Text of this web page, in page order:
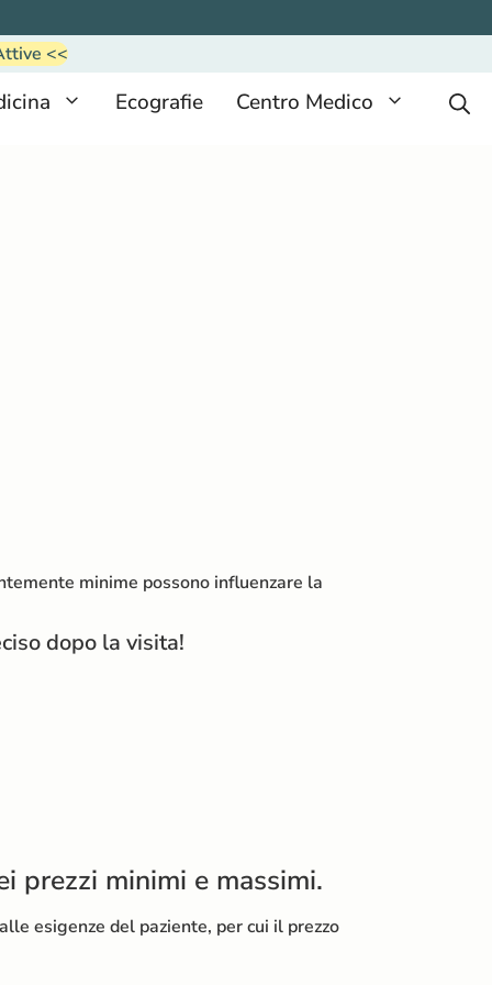
<<
Ecografie Centro Medico
minime possono influenzare la
dopo la visita!
prezzi minimi e massimi.
esigenze del paziente, per cui il prezzo